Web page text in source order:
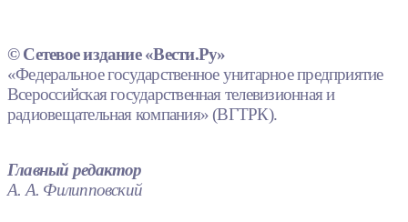
© Сетевое издание «Вести.Ру»
«Федеральное государственное унитарное предприятие
Всероссийская государственная телевизионная и
радиовещательная компания» (ВГТРК).
Главный редактор
А. А. Филипповский